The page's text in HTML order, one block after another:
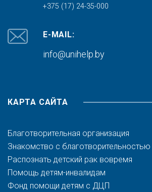
+375 (17) 24-35-000
E-MAIL:
info@unihelp.by
КАРТА САЙТА
Благотворительная организация
Знакомство с благотворительностью
Распознать детский рак вовремя
Помощь детям-инвалидам
Фонд помощи детям с ДЦП